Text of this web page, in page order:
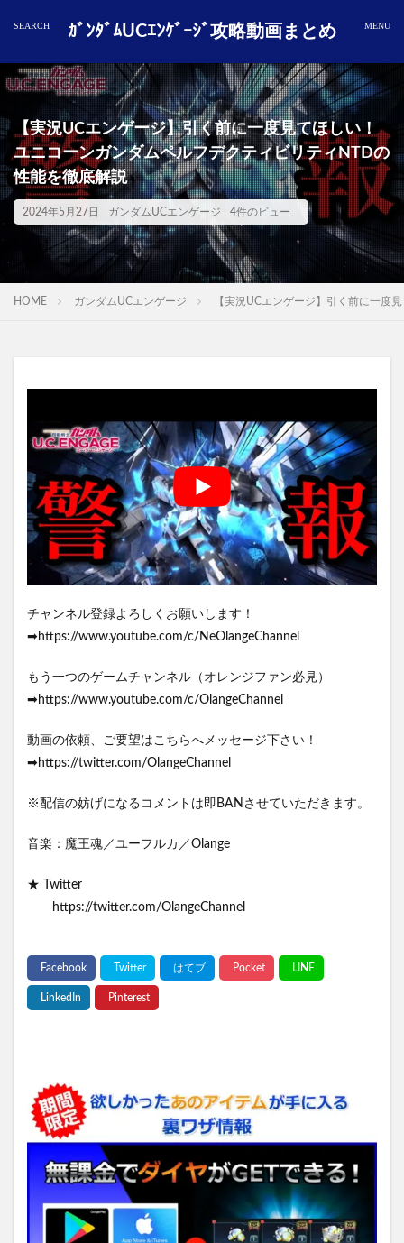
ｶﾞﾝﾀﾞﾑUCｴﾝｹﾞｰｼﾞ攻略動画まとめ
【実況UCエンゲージ】引く前に一度見てほしい！
ユニコーンガンダムペルフデクティビリティNTDの
性能を徹底解説
2024年5月27日 ガンダムUCエンゲージ 4件のビュー
HOME ガンダムUCエンゲージ 【実況UCエンゲージ】引く前に一度
チャンネル登録よろしくお願いします！
➡https://www.youtube.com/c/NeOlangeChannel
もう一つのゲームチャンネル（オレンジファン必見）
➡https://www.youtube.com/c/OlangeChannel
動画の依頼、ご要望はこちらへメッセージ下さい！
➡https://twitter.com/OlangeChannel
※配信の妨げになるコメントは即BANさせていただきます。
音楽：魔王魂／ユーフルカ／Olange
★ Twitter
https://twitter.com/OlangeChannel